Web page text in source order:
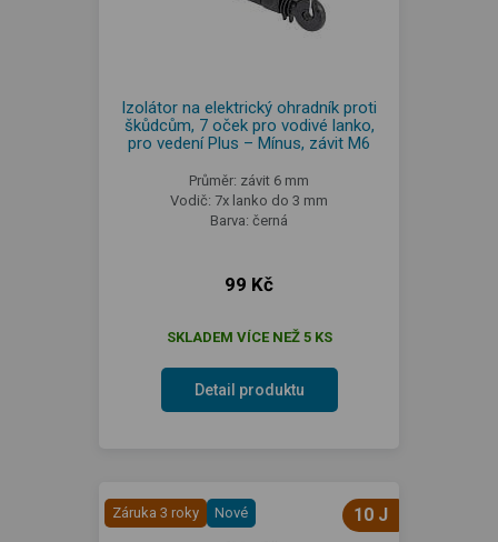
Izolátor na elektrický ohradník proti
škůdcům, 7 oček pro vodivé lanko,
pro vedení Plus – Mínus, závit M6
Průměr: závit 6 mm
Vodič: 7x lanko do 3 mm
Barva: černá
99 Kč
SKLADEM VÍCE NEŽ 5 KS
Detail produktu
Záruka 3 roky Nové 10 J